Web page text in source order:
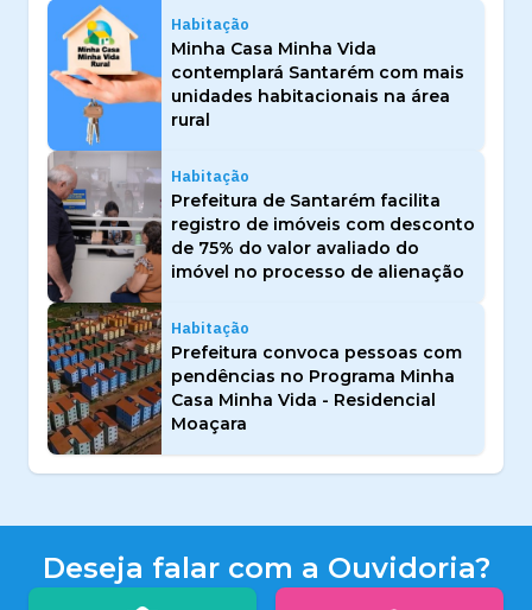
Habitação
Minha Casa Minha Vida
contemplará Santarém com mais
unidades habitacionais na área
rural
Habitação
Prefeitura de Santarém facilita
registro de imóveis com desconto
de 75% do valor avaliado do
imóvel no processo de alienação
Habitação
Prefeitura convoca pessoas com
pendências no Programa Minha
Casa Minha Vida - Residencial
Moaçara
Deseja falar com a Ouvidoria?